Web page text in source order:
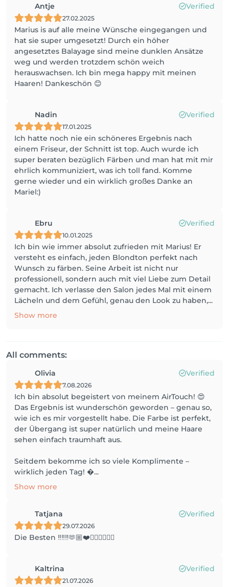
Antje Verified
27.02.2025
Marius is auf alle meine Wünsche eingegangen und
hat sie super umgesetzt! Durch ein höher
angesetztes Balayage sind meine dunklen Ansätze
weg und werden trotzdem schön weich
herauswachsen. Ich bin mega happy mit meinen
Haaren! Dankeschön 😊
Nadin Verified
17.01.2025
Ich hatte noch nie ein schöneres Ergebnis nach
einem Friseur, der Schnitt ist top. Auch wurde ich
super beraten bezüglich Färben und man hat mit mir
ehrlich kommuniziert, was ich toll fand. Komme
gerne wieder und ein wirklich großes Danke an
Mariel:)
Ebru Verified
10.01.2025
Ich bin wie immer absolut zufrieden mit Marius! Er
versteht es einfach, jeden Blondton perfekt nach
Wunsch zu färben. Seine Arbeit ist nicht nur
professionell, sondern auch mit viel Liebe zum Detail
gemacht. Ich verlasse den Salon jedes Mal mit einem
Lächeln und dem Gefühl, genau den Look zu haben,...
Show more
All comments:
Olivia Verified
7.08.2026
Ich bin absolut begeistert von meinem AirTouch! 😍
Das Ergebnis ist wunderschön geworden – genau so,
wie ich es mir vorgestellt habe. Die Farbe ist perfekt,
der Übergang ist super natürlich und meine Haare
sehen einfach traumhaft aus.
Seitdem bekomme ich so viele Komplimente –
wirklich jeden Tag! �...
Show more
Tatjana Verified
29.07.2026
Die Besten ‼️‼️‼️🫶🏼❤️👌🏼👌🏼👌🏼
Kaltrina Verified
21.07.2026